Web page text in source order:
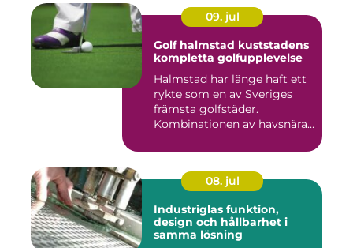
09. jul
Golf halmstad kuststadens
kompletta golfupplevelse
Halmstad har länge haft ett
rykte som en av Sveriges
främsta golfstäder.
Kombinationen av havsnära
08. jul
Industriglas funktion,
design och hållbarhet i
samma lösning